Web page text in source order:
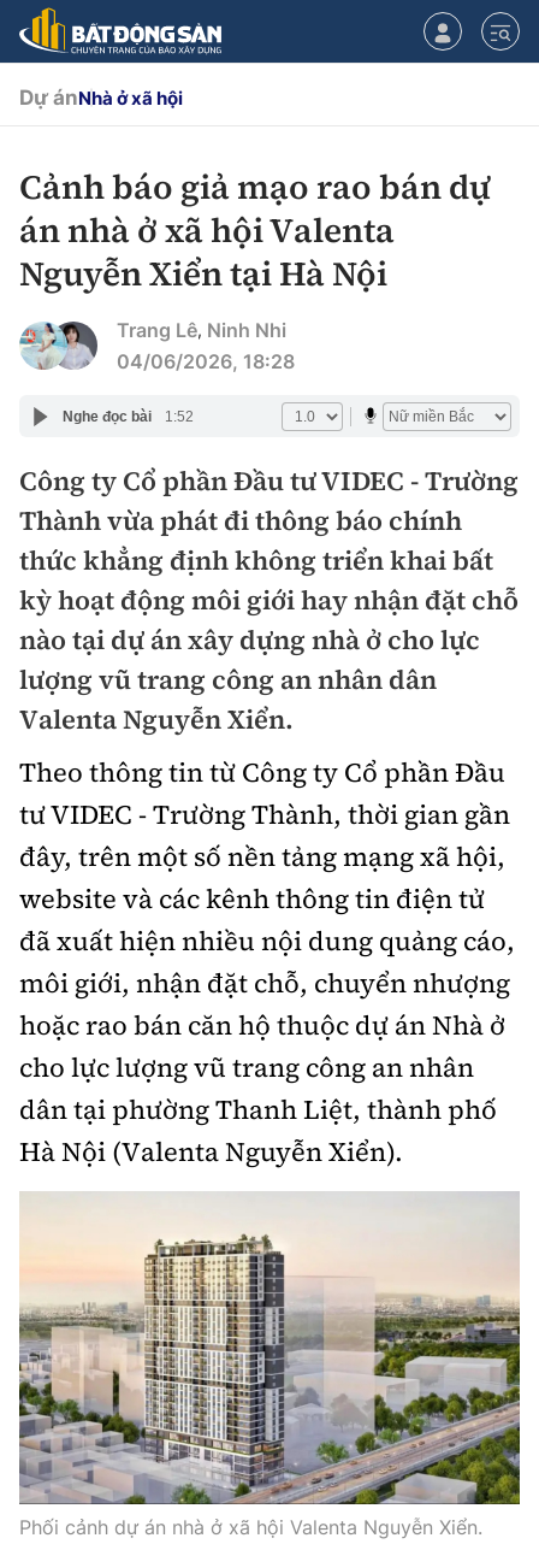
CHUYÊN MỤC
Chính sách
Quy hoạch hạ tầng
Hạ tầng
Nhà đầu tư
Doanh nghiệp
Thị trường
Điểm tin
Mua bán
Giới thiệu dự án
Dự án
Chung cư
Đất nền
Nhà ở xã hội
Góc cư dân
Nội thất - ngoại thất
Xu hướng tiêu dùng
Kiến trúc phong thủy
Tư vấn
Video
Multimedia
Emagazine
Photo
Infographic
Sách Nhà thầu
Cơ quan chủ quản: Bộ Xây dựng
Số 2 Nguyễn Công Hoan, phường Giảng Võ, Hà Nội.
Tổng Biên tập:
Nguyễn Thị Hồng Nga
Phó Tổng Biên tập:
Nguyễn Sơn Tùng, Nguyễn Đức Thắng,
La Đức Hùng
Giấy phép số 02/GP-BC, cấp ngày 22/4/2025.
Dự ánNhà ở xã hội
Cảnh báo giả mạo rao bán dự
án nhà ở xã hội Valenta
Nguyễn Xiển tại Hà Nội
Trang Lê, Ninh Nhi
04/06/2026, 18:28
Nghe đọc bài 1:52
Công ty Cổ phần Đầu tư VIDEC - Trường
Thành vừa phát đi thông báo chính
thức khẳng định không triển khai bất
kỳ hoạt động môi giới hay nhận đặt chỗ
nào tại dự án xây dựng nhà ở cho lực
lượng vũ trang công an nhân dân
Valenta Nguyễn Xiển.
Theo thông tin từ Công ty Cổ phần Đầu
tư VIDEC - Trường Thành, thời gian gần
đây, trên một số nền tảng mạng xã hội,
website và các kênh thông tin điện tử
đã xuất hiện nhiều nội dung quảng cáo,
môi giới, nhận đặt chỗ, chuyển nhượng
hoặc rao bán căn hộ thuộc dự án Nhà ở
cho lực lượng vũ trang công an nhân
dân tại phường Thanh Liệt, thành phố
Hà Nội (Valenta Nguyễn Xiển).
Phối cảnh dự án nhà ở xã hội Valenta Nguyễn Xiển.